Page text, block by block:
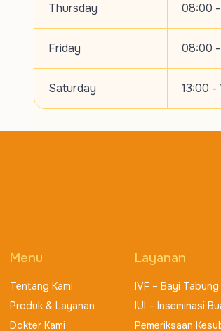
Thursday 08:00
Friday 08:00
Saturday 13:00 -
Menu
Tentang Kami
Produk & Layanan
Dokter Kami
Layanan
IVF – Bayi Tabung
IUI – Inseminasi
Pemeriksaan